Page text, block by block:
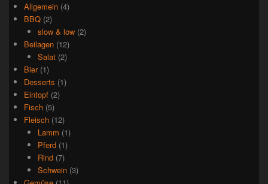
Allgemein (4)
BBQ (2)
slow & low(2)
Beilagen (12)
Salat(2)
Bier(1)
Desserts (1)
Eintopf (2)
Fisch (5)
Fleisch (12)
Lamm (1)
Pferd(1)
Rind(7)
Schwein(3)